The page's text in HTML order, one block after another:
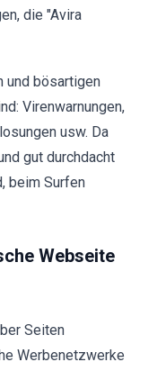
die "Avira
und bösartigen
Virenwarnungen,
usw. Da
gut durchdacht
beim Surfen
Webseite
Seiten
Werbenetzwerke